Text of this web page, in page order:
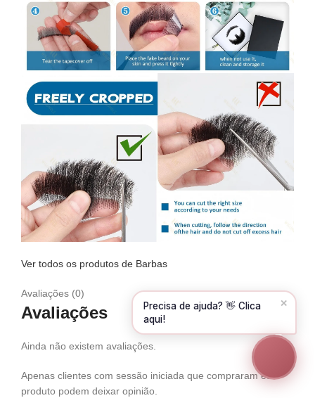
Ver todos os produtos de Barbas
Avaliações (0)
Avaliações
Ainda não existem avaliações.
Apenas clientes com sessão iniciada que compraram este
produto podem deixar opinião.
Precisa de ajuda? 👋 Clica
aqui!
✕
Olá! Para começarmos, diz-me o teu nome
e email 😊
Email*